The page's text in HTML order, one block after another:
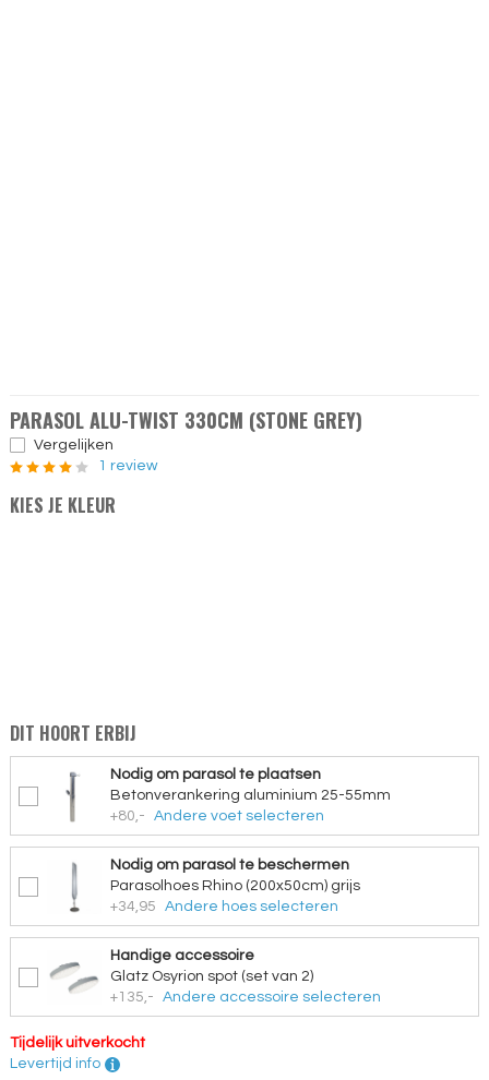
PARASOL ALU-TWIST 330CM (STONE GREY)
Vergelijken
1 review
KIES JE KLEUR
DIT HOORT ERBIJ
Nodig om parasol te plaatsen
Betonverankering aluminium 25-55mm
+80,-
Andere voet selecteren
Nodig om parasol te beschermen
Parasolhoes Rhino (200x50cm) grijs
+34,95
Andere hoes selecteren
Handige accessoire
Glatz Osyrion spot (set van 2)
+135,-
Andere accessoire selecteren
Tijdelijk uitverkocht
Levertijd info